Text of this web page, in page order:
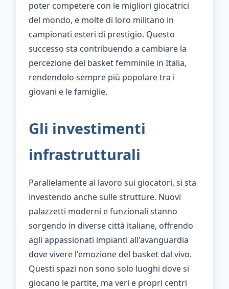
poter competere con le migliori giocatrici
del mondo, e molte di loro militano in
campionati esteri di prestigio. Questo
successo sta contribuendo a cambiare la
percezione del basket femminile in Italia,
rendendolo sempre più popolare tra i
giovani e le famiglie.
Gli investimenti
infrastrutturali
Parallelamente al lavoro sui giocatori, si sta
investendo anche sulle strutture. Nuovi
palazzetti moderni e funzionali stanno
sorgendo in diverse città italiane, offrendo
agli appassionati impianti all'avanguardia
dove vivere l'emozione del basket dal vivo.
Questi spazi non sono solo luoghi dove si
giocano le partite, ma veri e propri centri